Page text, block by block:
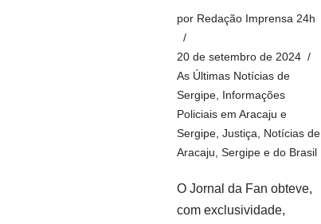
por Redação Imprensa 24h
20 de setembro de 2024
As Últimas Notícias de
Sergipe, Informações
Policiais em Aracaju e
Sergipe, Justiça, Notícias de
Aracaju, Sergipe e do Brasil
O Jornal da Fan obteve,
com exclusividade,